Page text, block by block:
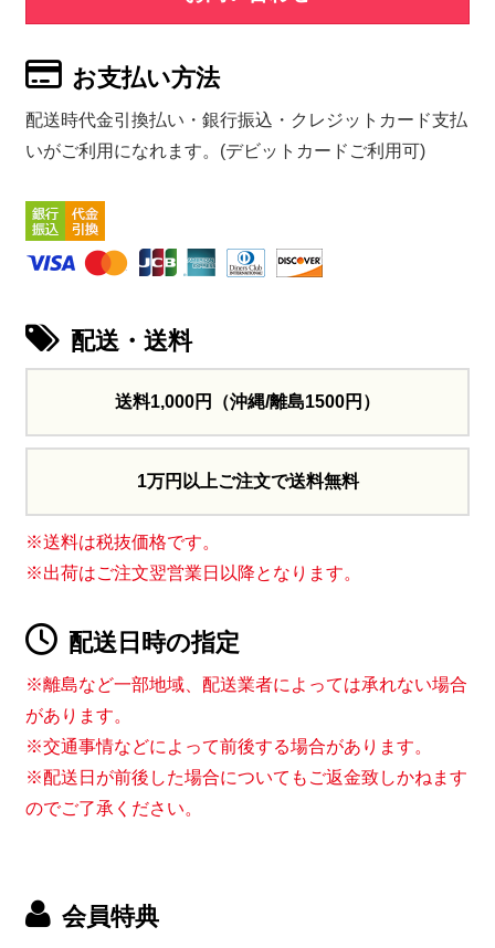
お支払い方法
配送時代金引換払い・銀行振込・クレジットカード支払
いがご利用になれます。(デビットカードご利用可)
配送・送料
送料1,000円 （沖縄/離島1500円）
1万円以上ご注文で送料無料
※送料は税抜価格です。
※出荷はご注文翌営業日以降となります。
配送日時の指定
※離島など一部地域、配送業者によっては承れない場合
があります。
※交通事情などによって前後する場合があります。
※配送日が前後した場合についてもご返金致しかねます
のでご了承ください。
会員特典